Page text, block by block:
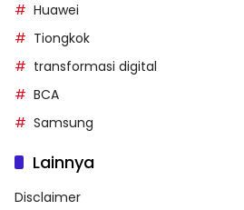
Huawei
Tiongkok
transformasi digital
BCA
Samsung
Lainnya
Disclaimer